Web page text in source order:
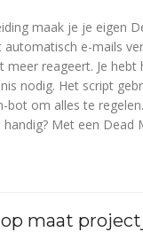
maak je je eigen
automatisch e-mails
meer reageert. Je hebt
nodig. Het script
bot om alles te regelen.
Met een Dead
maat